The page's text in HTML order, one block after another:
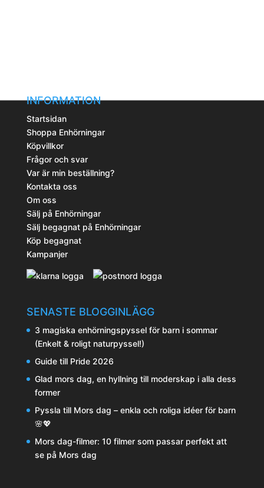
INFORMATION
Startsidan
Shoppa Enhörningar
Köpvillkor
Frågor och svar
Var är min beställning?
Kontakta oss
Om oss
Sälj på Enhörningar
Sälj begagnat på Enhörningar
Köp begagnat
Kampanjer
SENASTE BLOGGINLÄGG
3 magiska enhörningspyssel för barn i sommar
(Enkelt & roligt naturpyssel!)
Guide till Pride 2026
Glad mors dag, en hyllning till moderskap i alla dess
former
Pyssla till Mors dag – enkla och roliga idéer för barn
🌸💖
Mors dag-filmer: 10 filmer som passar perfekt att
se på Mors dag